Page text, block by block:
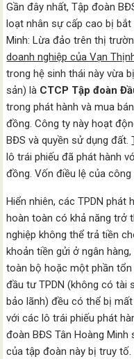
Gần đây nhất, Tập đoàn
loạt nhân sự cấp cao bị
Minh: Lừa đảo trên thị
doanh nghiệp của Vạn
trong hệ sinh thái này vừa
sản) là CTCP Tập đoàn
trong phát hành và mua
đồng. Công ty này hoạt
BĐS và quyền sử dụng đất.
lô trái phiếu đã phát hành
đồng. Vốn điều lệ của công
Hiển nhiên, các TPDN
hoàn toàn có khả năng trở
nghiệp không thể trả tiền
khoản tiền gửi ở ngân
toàn bộ hoặc một phần
đầu tư TPDN (không có tài
bảo lãnh) đều có thể bị
với các lô trái phiếu phát
đoàn BĐS Tân Hoàng Minh
của tập đoàn này bị truy tố.